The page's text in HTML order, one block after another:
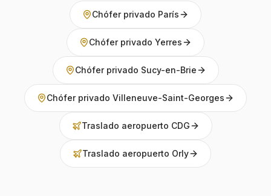
Chófer privado París
Chófer privado Yerres
Chófer privado Sucy-en-Brie
Chófer privado Villeneuve-Saint-Georges
Traslado aeropuerto CDG
Traslado aeropuerto Orly